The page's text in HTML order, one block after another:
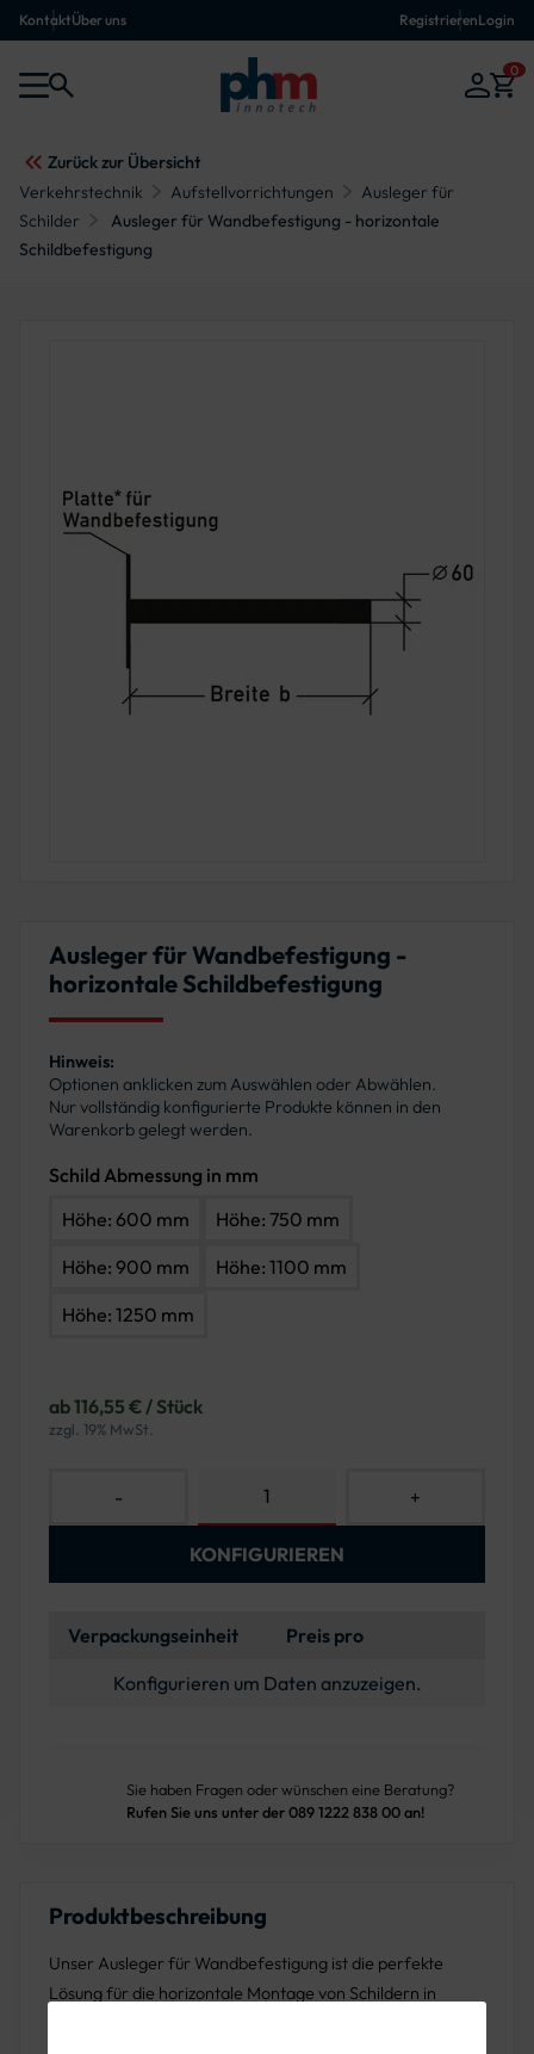
KontaktÜber uns RegistrierenLogin
0
Zurück zur Übersicht
Verkehrstechnik
Aufstellvorrichtungen
Ausleger für
Schilder
Ausleger für Wandbefestigung - horizontale
Schildbefestigung
Ausleger für Wandbefestigung -
horizontale Schildbefestigung
Hinweis:
Optionen anklicken zum Auswählen oder Abwählen.
Nur vollständig konfigurierte Produkte können in den
Warenkorb gelegt werden.
Schild Abmessung in mm
Höhe: 600 mm
Höhe: 750 mm
Höhe: 900 mm
Höhe: 1100 mm
Höhe: 1250 mm
ab 116,55 € / Stück
zzgl. 19% MwSt.
- +
KONFIGURIEREN
Verpackungseinheit
Preis pro
Konfigurieren um Daten anzuzeigen.
Sie haben Fragen oder wünschen eine Beratung?
Rufen Sie uns unter der 089 1222 838 00 an!
Produktbeschreibung
Unser Ausleger für Wandbefestigung ist die perfekte
Lösung für die horizontale Montage von Schildern in